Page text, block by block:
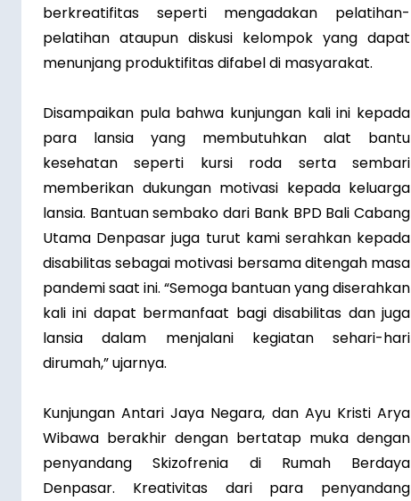
berkreatifitas seperti mengadakan pelatihan-
pelatihan ataupun diskusi kelompok yang dapat
menunjang produktifitas difabel di masyarakat.
Disampaikan pula bahwa kunjungan kali ini kepada
para lansia yang membutuhkan alat bantu
kesehatan seperti kursi roda serta sembari
memberikan dukungan motivasi kepada keluarga
lansia. Bantuan sembako dari Bank BPD Bali Cabang
Utama Denpasar juga turut kami serahkan kepada
disabilitas sebagai motivasi bersama ditengah masa
pandemi saat ini. “Semoga bantuan yang diserahkan
kali ini dapat bermanfaat bagi disabilitas dan juga
lansia dalam menjalani kegiatan sehari-hari
dirumah,” ujarnya.
Kunjungan Antari Jaya Negara, dan Ayu Kristi Arya
Wibawa berakhir dengan bertatap muka dengan
penyandang Skizofrenia di Rumah Berdaya
Denpasar. Kreativitas dari para penyandang